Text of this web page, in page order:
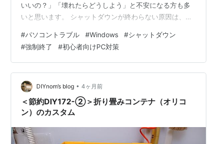
いいの？」「壊れたらどうしよう」と不安になる方も多
いと思います。 シャットダウンが終わらない原因は、
の影響、パソコン本体の動作の重さなど、いくつか考え
られます。 ただ、原因が1つに決まっているわけではない
ため、慌てて電源を切る前に、まずは画面やランプの状
態を落ち着いて確認することが大切ですよ。 この記事で
は、パソコンのシャットダウンが終わらない原因や、ど
のくらい待つべきか、強制終了し…
#パソコントラブル #Windows #シャットダウン
#強制終了 #初心者向けPC対策
DIYnom’s blog • 4ヶ月前
＜節約DIY172-②＞折り畳みコンテナ（オリコ
ン）のカスタム